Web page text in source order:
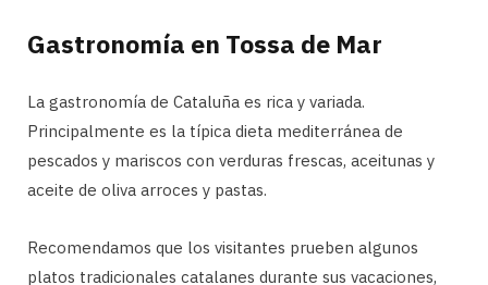
Gastronomía en Tossa de Mar
La gastronomía de Cataluña es rica y variada.
Principalmente es la típica dieta mediterránea de
pescados y mariscos con verduras frescas, aceitunas y
aceite de oliva arroces y pastas.
Recomendamos que los visitantes prueben algunos
platos tradicionales catalanes durante sus vacaciones,